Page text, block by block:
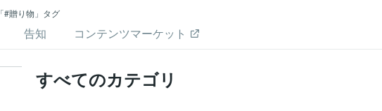
「#贈り物」タグ
告知 コンテンツマーケット
すべてのカテゴリ